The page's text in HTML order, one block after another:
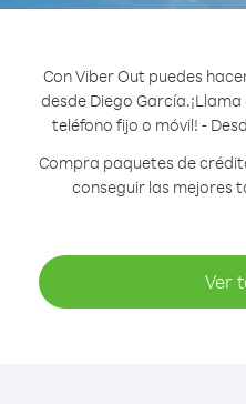
Con Viber Out puedes
desde Diego García.
teléfono fijo o móvil! -
Compra paquetes de
conseguir las mejores
Ver